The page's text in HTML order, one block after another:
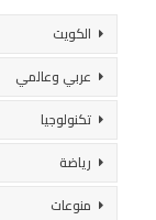
الكويت
عربي وعالمي
تكنولوجيا
رياضة
منوعات